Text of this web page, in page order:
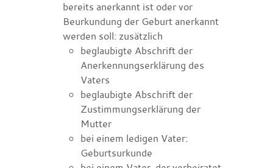
bereits anerkannt ist oder vor
Beurkundung der Geburt anerkannt
werden soll: zusätzlich
beglaubigte Abschrift der
Anerkennungserklärung des
Vaters
beglaubigte Abschrift der
Zustimmungserklärung der
Mutter
bei einem ledigen Vater:
Geburtsurkunde